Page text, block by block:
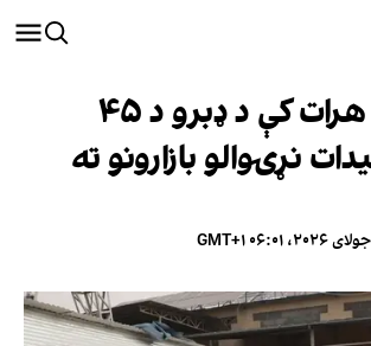
طالبان: په هرات کې د ډبرو د ۴۵
نړۍوالو بازارونو ته